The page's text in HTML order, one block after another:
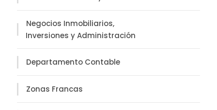
Negocios Inmobiliarios,
Inversiones y Administración
Departamento Contable
Zonas Francas